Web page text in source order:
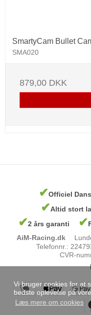
Vi bruger cookies for at
bedste oplevelse på
Læs mere om cookies
SmartyCam Bullet
SMA020
879,00 DKK
✔Officiel
✔Altid stort
✔2 års garanti ✔
AiM-Racing.dk
Telefonnr. :
CVR-